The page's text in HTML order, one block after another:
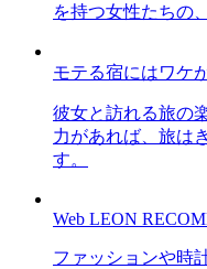
を持つ女性たちの
モテる宿にはワケ
彼女と訪れる旅の
力があれば、旅は
す。
Web LEON
ファッションや時